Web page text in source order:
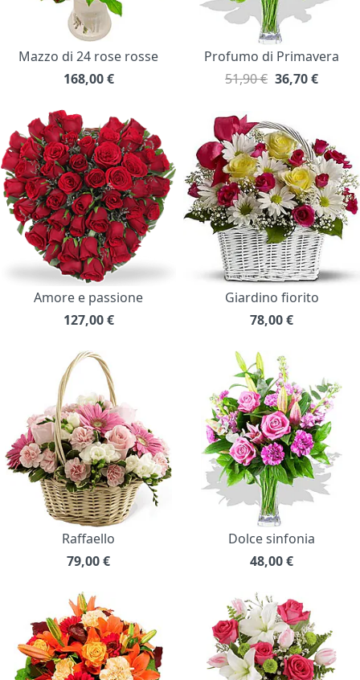
Mazzo di 24 rose rosse
168,00 €
Profumo di Primavera
51,90 € 36,70€
Amore e passione
127,00 €
Giardino fiorito
78,00€
Raffaello
79,00€
Dolce sinfonia
48,00€